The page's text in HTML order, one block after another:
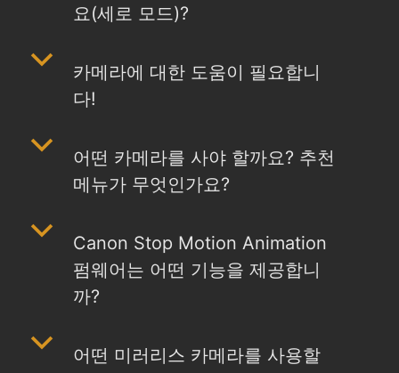
요(세로 모드)?
b
카메라에 대한 도움이 필요합니
다!
b
어떤 카메라를 사야 할까요? 추천
메뉴가 무엇인가요?
b
Canon Stop Motion Animation
펌웨어는 어떤 기능을 제공합니
까?
b
어떤 미러리스 카메라를 사용할